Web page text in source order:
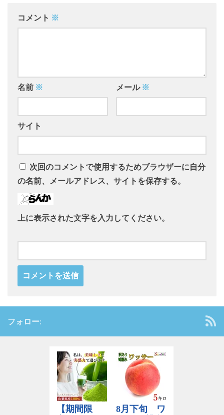
コメント ※
名前 ※ メール ※
サイト
次回のコメントで使用するためブラウザーに自分
の名前、メールアドレス、サイトを保存する。
上に表示された文字を入力してください。
フォロー: